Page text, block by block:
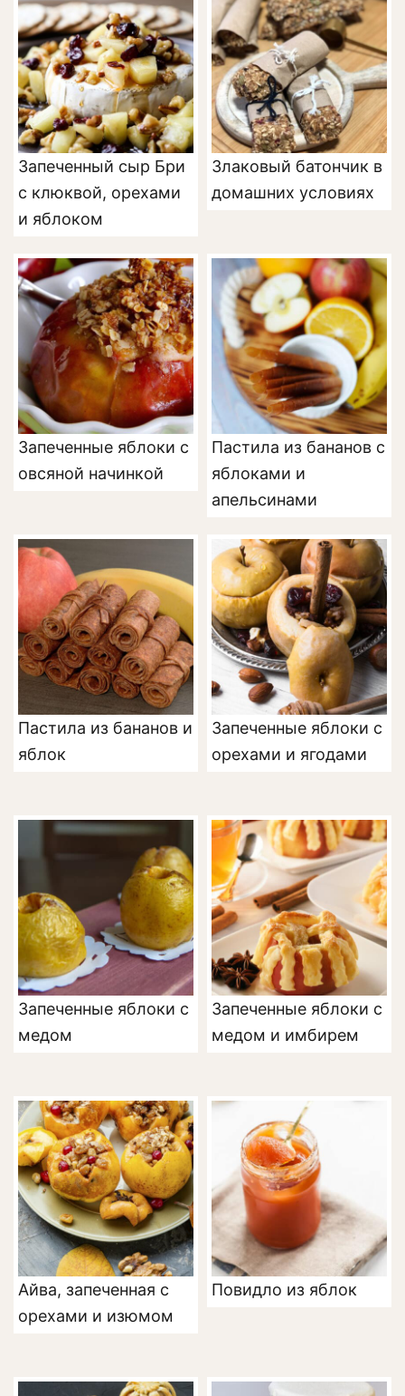
Запеченный сыр Бри
с клюквой, орехами
и яблоком
Злаковый батончик в
домашних условиях
Запеченные яблоки с
овсяной начинкой
Пастила из бананов с
яблоками и
апельсинами
Пастила из бананов и
яблок
Запеченные яблоки с
орехами и ягодами
Запеченные яблоки с
медом
Запеченные яблоки с
медом и имбирем
Айва, запеченная с
орехами и изюмом
Повидло из яблок